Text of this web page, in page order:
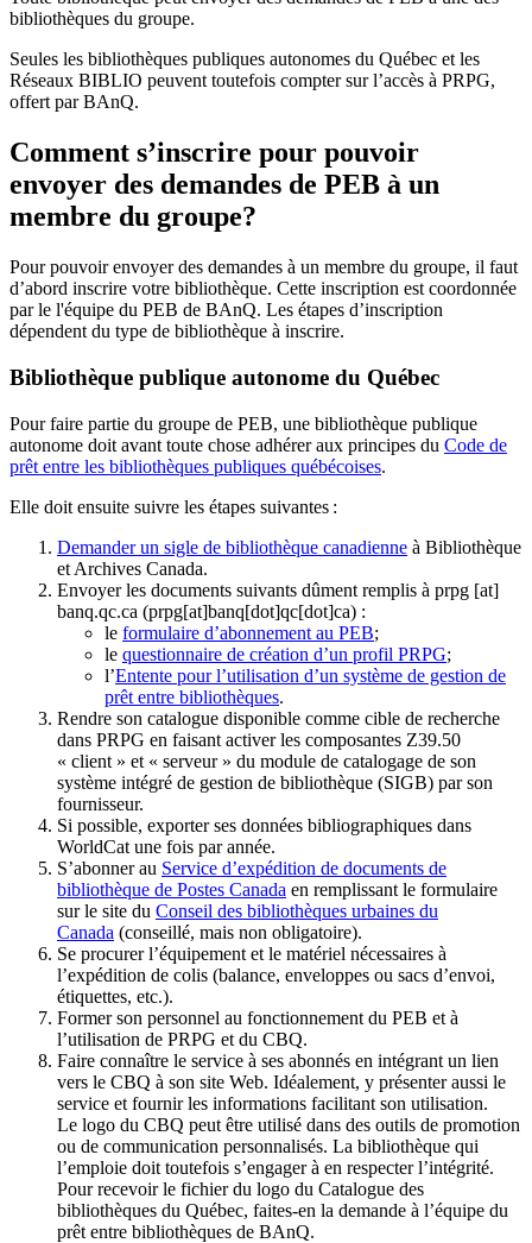
bibliothèques du groupe.
Seules les bibliothèques publiques autonomes du Québec et les
Réseaux BIBLIO peuvent toutefois compter sur l’accès à PRPG,
offert par BAnQ.
Comment s’inscrire pour pouvoir
envoyer des demandes de PEB à un
membre du groupe?
Pour pouvoir envoyer des demandes à un membre du groupe, il faut
d’abord inscrire votre bibliothèque. Cette inscription est coordonnée
par le l'équipe du PEB de BAnQ. Les étapes d’inscription
dépendent du type de bibliothèque à inscrire.
Bibliothèque publique autonome du Québec
Pour faire partie du groupe de PEB, une bibliothèque publique
autonome doit avant toute chose adhérer aux principes du Code de
prêt entre les bibliothèques publiques québécoises.
Elle doit ensuite suivre les étapes suivantes :
Demander un sigle de bibliothèque canadienne à Bibliothèque
et Archives Canada.
Envoyer les documents suivants dûment remplis à prpg [at]
banq.qc.ca (prpg[at]banq[dot]qc[dot]ca) :
le formulaire d’abonnement au PEB;
le questionnaire de création d’un profil PRPG;
l’Entente pour l’utilisation d’un système de gestion de
prêt entre bibliothèques.
Rendre son catalogue disponible comme cible de recherche
dans PRPG en faisant activer les composantes Z39.50
« client » et « serveur » du module de catalogage de son
système intégré de gestion de bibliothèque (SIGB) par son
fournisseur.
Si possible, exporter ses données bibliographiques dans
WorldCat une fois par année.
S’abonner au Service d’expédition de documents de
bibliothèque de Postes Canada en remplissant le formulaire
sur le site du Conseil des bibliothèques urbaines du
Canada (conseillé, mais non obligatoire).
Se procurer l’équipement et le matériel nécessaires à
l’expédition de colis (balance, enveloppes ou sacs d’envoi,
étiquettes, etc.).
Former son personnel au fonctionnement du PEB et à
l’utilisation de PRPG et du CBQ.
Faire connaître le service à ses abonnés en intégrant un lien
vers le CBQ à son site Web. Idéalement, y présenter aussi le
service et fournir les informations facilitant son utilisation.
Le logo du CBQ peut être utilisé dans des outils de promotion
ou de communication personnalisés. La bibliothèque qui
l’emploie doit toutefois s’engager à en respecter l’intégrité.
Pour recevoir le fichier du logo du Catalogue des
bibliothèques du Québec, faites-en la demande à l’équipe du
prêt entre bibliothèques de BAnQ.